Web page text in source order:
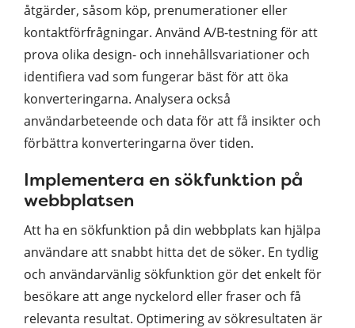
åtgärder, såsom köp, prenumerationer eller
kontaktförfrågningar. Använd A/B-testning för att
prova olika design- och innehållsvariationer och
identifiera vad som fungerar bäst för att öka
konverteringarna. Analysera också
användarbeteende och data för att få insikter och
förbättra konverteringarna över tiden.
Implementera en sökfunktion på
webbplatsen
Att ha en sökfunktion på din webbplats kan hjälpa
användare att snabbt hitta det de söker. En tydlig
och användarvänlig sökfunktion gör det enkelt för
besökare att ange nyckelord eller fraser och få
relevanta resultat. Optimering av sökresultaten är